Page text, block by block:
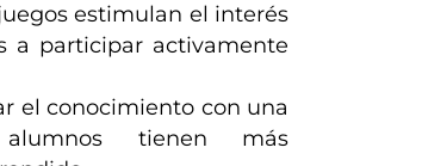
estimulan el interés
a participar activamente
el conocimiento con una
tienen más